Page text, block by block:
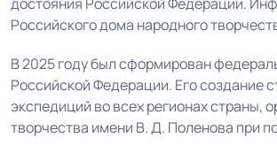
Российского дома народного
В 2025 году был сформирован
Российской Федерации. Его создание
экспедиций во всех регионах страны,
творчества имени В. Д. Поленова при